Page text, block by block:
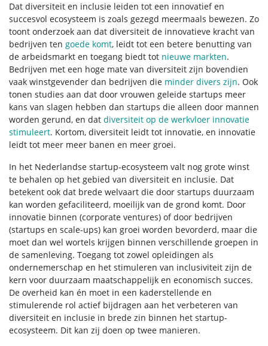
Dat diversiteit en inclusie leiden tot een innovatief en
succesvol ecosysteem is zoals gezegd meermaals bewezen. Zo
toont onderzoek aan dat diversiteit de innovatieve kracht van
bedrijven ten goede komt, leidt tot een betere benutting van
de arbeidsmarkt en toegang biedt tot nieuwe markten.
Bedrijven met een hoge mate van diversiteit zijn bovendien
vaak winstgevender dan bedrijven die minder divers zijn. Ook
tonen studies aan dat door vrouwen geleide startups meer
kans van slagen hebben dan startups die alleen door mannen
worden gerund, en dat diversiteit op de werkvloer innovatie
stimuleert. Kortom, diversiteit leidt tot innovatie, en innovatie
leidt tot meer meer banen en meer groei.
In het Nederlandse startup-ecosysteem valt nog grote winst
te behalen op het gebied van diversiteit en inclusie. Dat
betekent ook dat brede welvaart die door startups duurzaam
kan worden gefaciliteerd, moeilijk van de grond komt. Door
innovatie binnen (corporate ventures) of door bedrijven
(startups en scale-ups) kan groei worden bevorderd, maar die
moet dan wel wortels krijgen binnen verschillende groepen in
de samenleving. Toegang tot zowel opleidingen als
ondernemerschap en het stimuleren van inclusiviteit zijn de
kern voor duurzaam maatschappelijk en economisch succes.
De overheid kan én moet in een kaderstellende en
stimulerende rol actief bijdragen aan het verbeteren van
diversiteit en inclusie in brede zin binnen het startup-
ecosysteem. Dit kan zij doen op twee manieren.